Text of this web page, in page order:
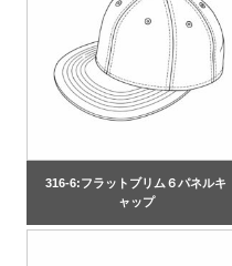
316-6:フラットブリム６パネルキ
ャップ